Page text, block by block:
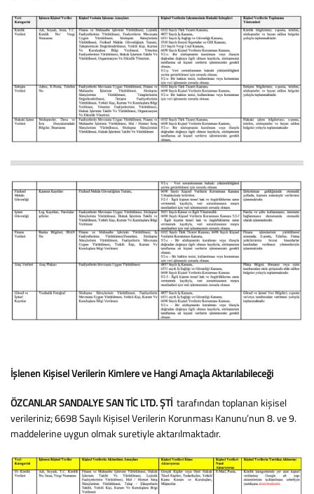
İşlenen Kişisel Verilerin Kimlere ve Hangi Amaçla Aktarılabileceği
ÖZCANLAR SANDALYE SAN TİC LTD. ŞTİ tarafından toplanan kişisel
verileriniz; 6698 Sayılı Kişisel Verilerin Korunması Kanunu’nun 8. ve 9.
maddelerine uygun olmak suretiyle aktarılmaktadır.